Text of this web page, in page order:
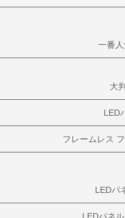
一番
大
LED
フレームレス
LEDパ